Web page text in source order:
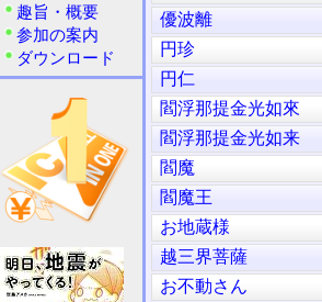
優波離
円珍
円仁
閻浮那提金光如來
閻浮那提金光如来
閻魔
閻魔王
お地蔵様
越三界菩薩
お不動さん
趣旨・概要
参加の案内
ダウンロード